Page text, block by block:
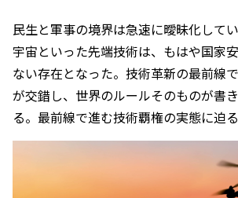
民生と軍事の境界は急速に曖昧化して
宇宙といった先端技術は、もはや国家
ない存在となった。技術革新の最前線
が交錯し、世界のルールそのものが書
る。最前線で進む技術覇権の実態に迫る